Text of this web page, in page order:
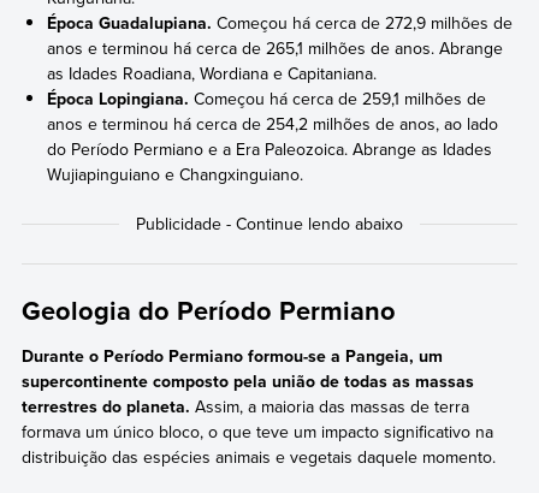
Época Guadalupiana. Começou há cerca de 272,9 milhões de
anos e terminou há cerca de 265,1 milhões de anos. Abrange
as Idades Roadiana, Wordiana e Capitaniana.
Época Lopingiana.Começou há cerca de 259,1 milhões de
anos e terminou há cerca de 254,2 milhões de anos, ao lado
do Período Permiano e a Era Paleozoica. Abrange as Idades
Wujiapinguiano e Changxinguiano.
Geologia do Período Permiano
Durante o Período Permiano formou-se a Pangeia, um
supercontinente composto pela união de todas as massas
terrestres do planeta. Assim, a maioria das massas de terra
formava um único bloco, o que teve um impacto significativo na
distribuição das espécies animais e vegetais daquele momento.